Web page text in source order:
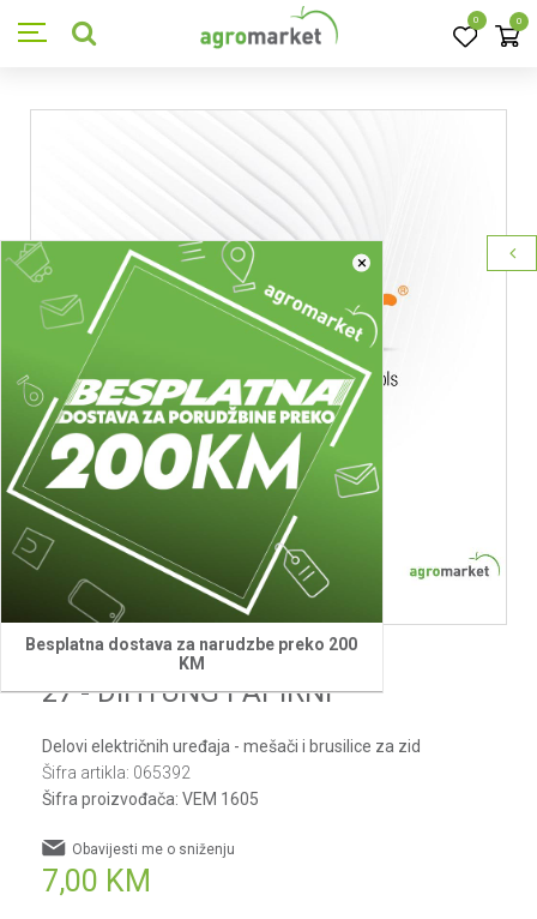
0 0
×
Besplatna dostava za narudzbe preko 200
KM
Villager
27 - DIHTUNG PAPIRNI
Delovi električnih uređaja - mešači i brusilice za zid
Šifra artikla: 065392
Šifra proizvođača: VEM 1605
7,00 KM
Obavijesti me o sniženju